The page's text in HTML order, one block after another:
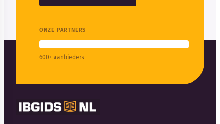
ONZE PARTNERS
600+ aanbieders